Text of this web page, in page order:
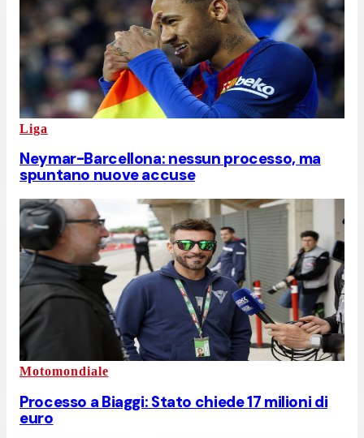
Liga
Neymar-Barcellona: nessun processo, ma
spuntano nuove accuse
Motomondiale
Processo a Biaggi: Stato chiede 17 milioni di
euro